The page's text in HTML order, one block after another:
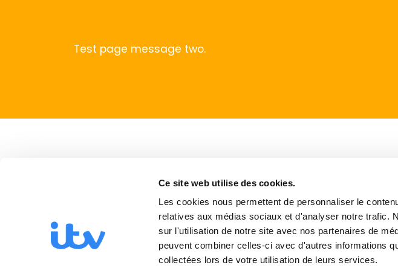
Ce site web utilise des cookies.
Les cookies nous permettent de personnaliser le
relatives aux médias sociaux et d'analyser notre trafic.
sur l'utilisation de notre site avec nos partenaires de
peuvent combiner celles-ci avec d'autres informations
collectées lors de votre utilisation de leurs services.
Test page message two.
United
kingdom
Australia
Finland
Germany